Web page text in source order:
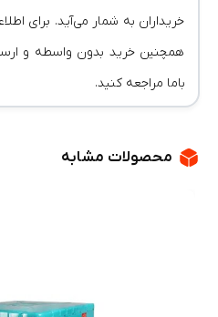
خریداران به شمار می‌آید. برای
همچنین خرید بدون واسطه و
باما مراجعه کنید.
محصولات مشابه